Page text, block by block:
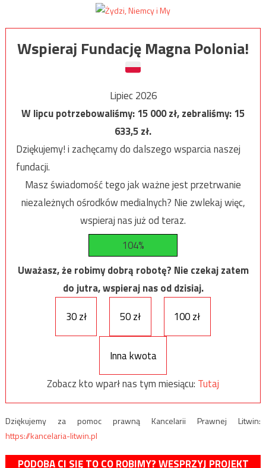
Wspieraj Fundację Magna Polonia!
Lipiec 2026
W lipcu potrzebowaliśmy:15 000zł, zebraliśmy:15
633,5zł.
Dziękujemy! i zachęcamy do dalszego wsparcia naszej
fundacji.
Masz świadomość tego jak ważne jest przetrwanie
niezależnych ośrodków medialnych? Nie zwlekaj więc,
wspieraj nas już od teraz.
104%
Uważasz, że robimy dobrą robotę? Nie czekaj zatem
do jutra, wspieraj nas od dzisiaj.
30 zł
50 zł 100 zł
Inna kwota
Zobacz kto wparł nas tym miesiącu: Tutaj
Dziękujemy za pomoc prawną Kancelarii Prawnej Litwin:
https://kancelaria-litwin.pl
PODOBA CI SIĘ TO CO ROBIMY? WESPRZYJ PROJEKT